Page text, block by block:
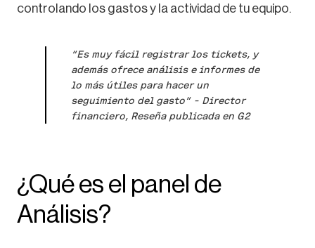
controlando los gastos y la actividad de tu equipo.
“Es muy fácil registrar los tickets, y
además ofrece análisis e informes de
lo más útiles para hacer un
seguimiento del gasto” – Director
financiero, Reseña publicada en G2
¿Qué es el panel de
Análisis?